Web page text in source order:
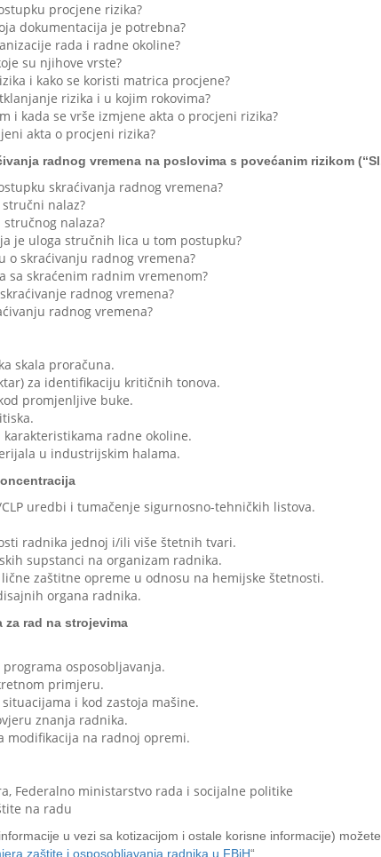
procjene rizika?
dokumentacija je potrebna?
rada i radne okoline?
su njihove vrste?
i kako se koristi matrica procjene?
rizika i u kojim rokovima?
i kada se vrše izmjene akta o procjeni rizika?
akta o procjeni rizika?
radnog vremena na poslovima s povećanim rizikom
skraćivanja radnog vremena?
nalaz?
nalaza?
je uloga stručnih lica u tom postupku?
o skraćivanju radnog vremena?
sa skraćenim radnim vremenom?
radnog vremena?
radnog vremena?
skala proračuna.
za identifikaciju kritičnih tonova.
promjenljive buke.
radne okoline.
u industrijskim halama.
uredbi i tumačenje sigurnosno-tehničkih listova.
radnika jednoj i/ili više štetnih tvari.
supstanci na organizam radnika.
zaštitne opreme u odnosu na hemijske štetnosti.
organa radnika.
rad na strojevima
osposobljavanja.
primjeru.
i kod zastoja mašine.
znanja radnika.
modifikacija na radnoj opremi.
Federalno ministarstvo rada i socijalne politike
na radu
u vezi sa kotizacijom i ostale korisne informacije)
zaštite i osposobljavanja radnika u FBiH“.